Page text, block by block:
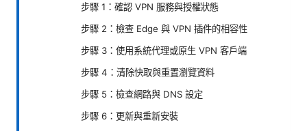
步驟 1：確認 VPN 服務與授權狀態
步驟 2：檢查 Edge 與 VPN 插件的相容性
步驟 3：使用系統代理或原生 VPN 客戶端
步驟 4：清除快取與重置瀏覽資料
步驟 5：檢查網路與 DNS 設定
步驟 6：更新與重新安裝